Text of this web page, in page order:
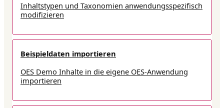
Inhaltstypen und Taxonomien anwendungsspezifisch
modifizieren
Beispieldaten importieren
OES Demo Inhalte in die eigene OES-Anwendung
importieren